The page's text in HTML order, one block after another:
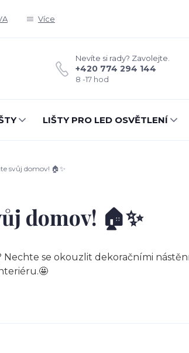
Více
Nevíte si rady? Zavolejte.
+420 774 294 144
8 -17 hod
LIŠTY PRO LED OSVĚTLENÍ
svůj domov! 🏠✨
domov! 🏠✨
se okouzlit dekoračními